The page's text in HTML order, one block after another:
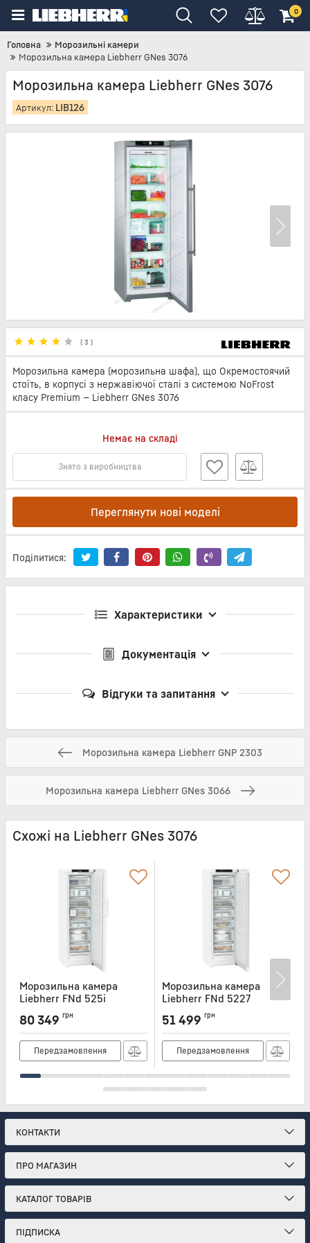
0
Головна
Морозильні камери
Морозильна камера Liebherr GNes 3076
Морозильна камера Liebherr GNes 3076
Артикул: LIB126
( 3 )
Морозильна камера (морозильна шафа), що Окремостоячий
стоїть, в корпусі з нержавіючої сталі з системою NoFrost
класу Premium — Liebherr GNes 3076
Немає на складі
Знято з виробництва
Переглянути нові моделі
Поділитися:
Характеристики
Документація
Відгуки та запитання
Морозильна камера Liebherr GNP 2303
Морозильна камера Liebherr GNes 3066
Схожі на Liebherr GNes 3076
Морозильна камера
Liebherr FNd 525i
FND525I
80 349 грн
Передзамовлення
Морозильна камера
Liebherr FNd 5227
FND5227
51 499 грн
Передзамовлення
КОНТАКТИ
ПРО МАГАЗИН
КАТАЛОГ ТОВАРІВ
ПІДПИСКА